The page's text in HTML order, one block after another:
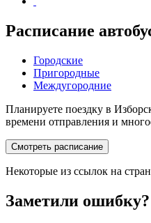
Расписание
Городские
Пригородные
Междугородние
Планируете поездку в
времени отправления и
Смотреть расписание
Некоторые из ссылок на
Заметили ошибку?